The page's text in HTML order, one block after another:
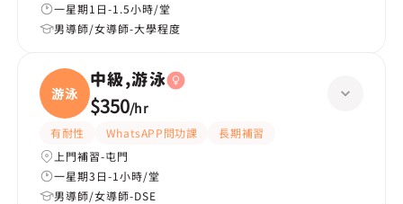
一星期1日-1.5小時/堂
男導師/女導師-大學程度
游泳
中級,游泳
$350/hr
有耐性 WhatsAPP問功課
長期補習
上門補習-屯門
一星期3日-1小時/堂
男導師/女導師-DSE